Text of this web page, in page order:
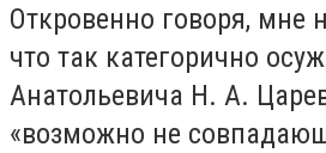
Откровенно говоря, мне
что так категорично
Анатольевича Н. А.
«возможно не